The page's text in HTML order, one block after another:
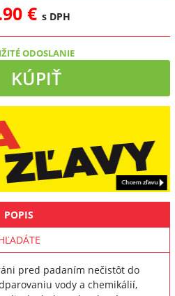
€ s DPH
ODOSLANIE
KÚPIŤ
POPIS
pred padaním nečistôt do
vody a chemikálií,